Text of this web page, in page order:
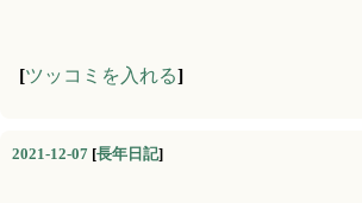
[ツッコミを入れる]
2021-12-07 [長年日記]